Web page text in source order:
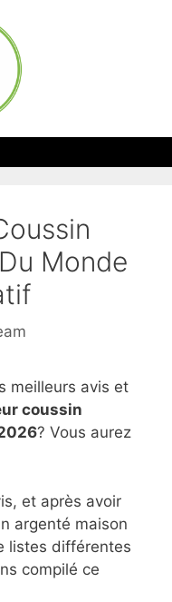
Monde
meilleurs avis et
coussin
? Vous aurez
et après avoir
argenté maison
listes différentes
compilé ce